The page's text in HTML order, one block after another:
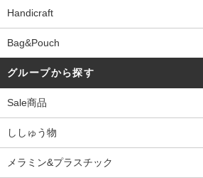
Handicraft
Bag&Pouch
グループから探す
Sale商品
ししゅう物
メラミン&プラスチック